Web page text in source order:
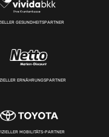
GESUNDHEITSPARTNER
ERNÄHRUNGSPARTNER
MOBILITÄTS-PARTNER